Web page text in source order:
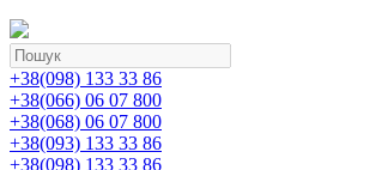
+38(098) 133 33 86
+38(066) 06 07 800
+38(068) 06 07 800
+38(093) 133 33 86
+38(098) 133 33 86